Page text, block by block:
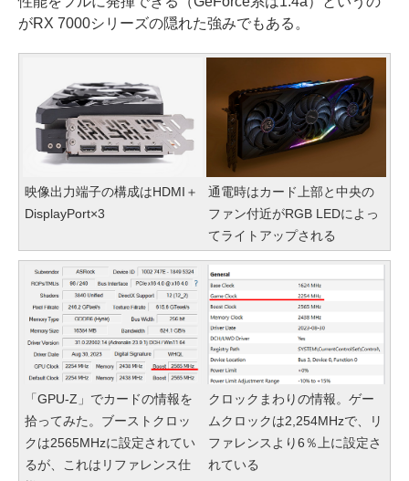
がRX 7000シリーズの隠れた強みでもある。
映像出力端子の構成はHDMI＋
DisplayPort×3
通電時はカード上部と中央の
ファン付近がRGB LEDによっ
てライトアップされる
「GPU-Z」でカードの情報を
拾ってみた。ブーストクロッ
クは2565MHzに設定されてい
るが、これはリファレンス仕
クロックまわりの情報。ゲー
ムクロックは2,254MHzで、リ
ファレンスより6％上に設定さ
れている